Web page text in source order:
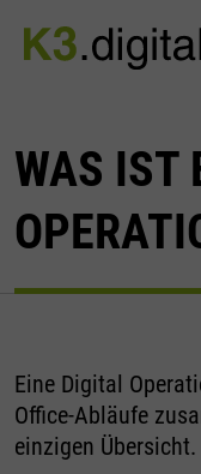
WAS IST
Eine Digital
Office-Abläufe
einzigen Übersicht.